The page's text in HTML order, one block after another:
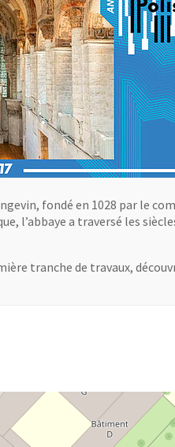
fondé en 1028 par le
l’abbaye a traversé les
tranche de travaux,